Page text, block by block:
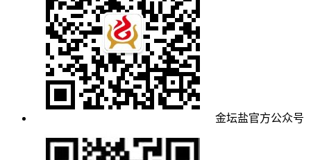
金坛盐官方公众号